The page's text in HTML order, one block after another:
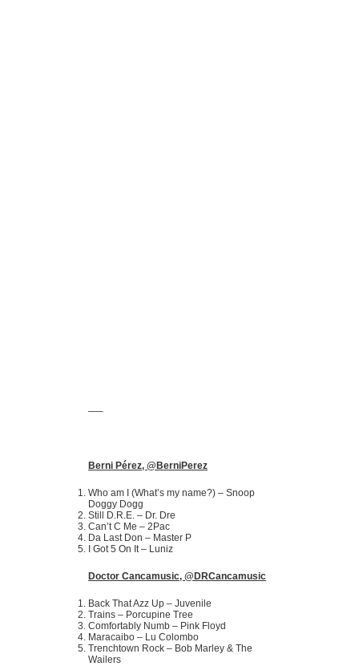
—–
Berni Pérez, @BerniPerez
Who am I (What’s my name?) – Snoop
Doggy Dogg
Still D.R.E. – Dr. Dre
Can’t C Me – 2Pac
Da Last Don – Master P
I Got 5 On It – Luniz
Doctor Cancamusic, @DRCancamusic
Back That Azz Up – Juvenile
Trains – Porcupine Tree
Comfortably Numb – Pink Floyd
Maracaibo – Lu Colombo
Trenchtown Rock – Bob Marley & The
Wailers